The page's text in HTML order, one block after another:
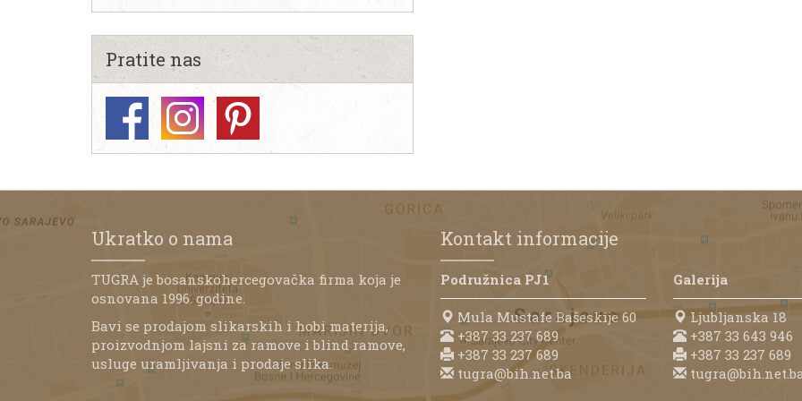
Pratite nas
Ukratko o nama
TUGRA je bosanskohercegovačka firma koja je
osnovana 1996. godine.
Bavi se prodajom slikarskih i hobi materija,
proizvodnjom lajsni za ramove i blind ramove,
usluge uramljivanja i prodaje slika.
Kontakt informacije
Podružnica PJ1
Mula Mustafe Bašeskije 60
+387 33 237 689
+387 33 237 689
tugra@bih.net.ba
Galerija
Ljubljanska 18
+387 33 643 946
+387 33 237 689